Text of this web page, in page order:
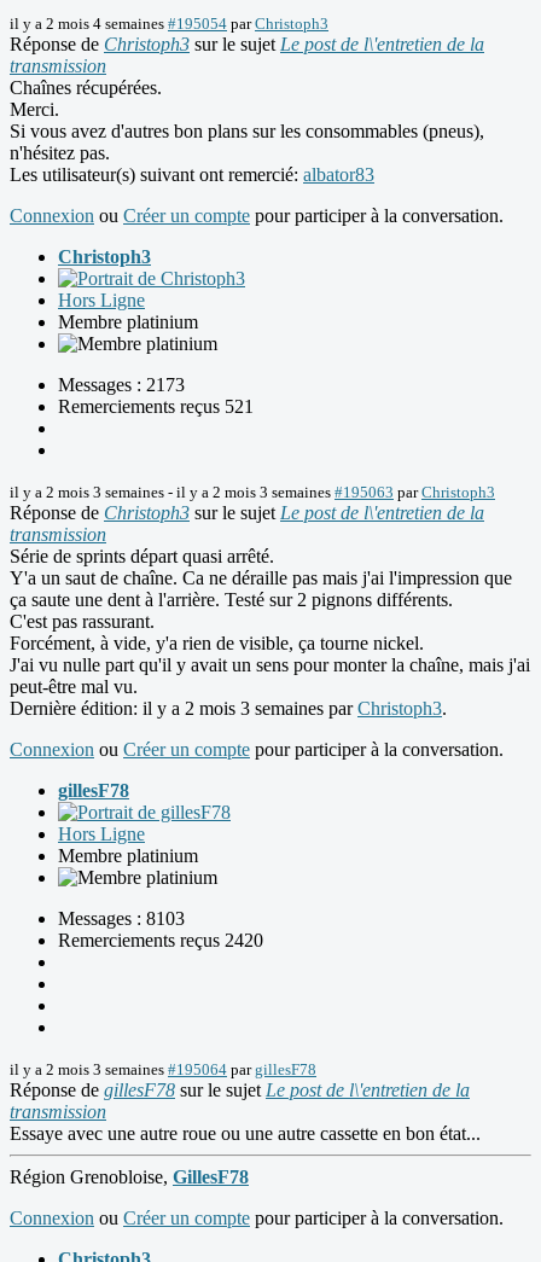
il y a 2 mois 4 semaines #195054 parChristoph3
Réponse de Christoph3 sur le sujet Le post de l\'entretien de la
transmission
Chaînes récupérées.
Merci.
Si vous avez d'autres bon plans sur les consommables (pneus),
n'hésitez pas.
Les utilisateur(s) suivant ont remercié: albator83
Connexion ou Créer un compte pour participer à la conversation.
Christoph3
Hors Ligne
Membre platinium
Messages : 2173
Remerciements reçus 521
il y a 2 mois 3 semaines - il y a 2 mois 3 semaines #195063 parChristoph3
Réponse de Christoph3 sur le sujet Le post de l\'entretien de la
transmission
Série de sprints départ quasi arrêté.
Y'a un saut de chaîne. Ca ne déraille pas mais j'ai l'impression que
ça saute une dent à l'arrière. Testé sur 2 pignons différents.
C'est pas rassurant.
Forcément, à vide, y'a rien de visible, ça tourne nickel.
J'ai vu nulle part qu'il y avait un sens pour monter la chaîne, mais j'ai
peut-être mal vu.
Dernière édition: il y a 2 mois 3 semaines parChristoph3.
Connexion ou Créer un compte pour participer à la conversation.
gillesF78
Hors Ligne
Membre platinium
Messages : 8103
Remerciements reçus 2420
il y a 2 mois 3 semaines #195064 pargillesF78
Réponse de gillesF78 sur le sujet Le post de l\'entretien de la
transmission
Essaye avec une autre roue ou une autre cassette en bon état...
Région Grenobloise, GillesF78
Connexion ou Créer un compte pour participer à la conversation.